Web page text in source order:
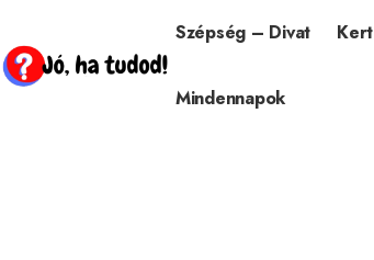
Szépség – Divat Kert
Mindennapok